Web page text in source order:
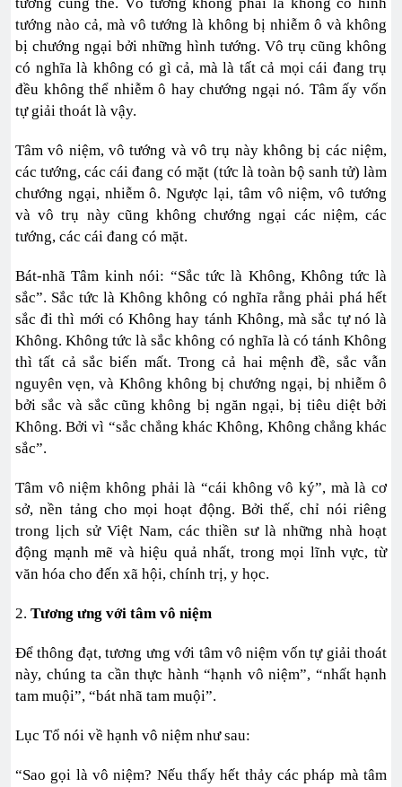
tướng nào cả, mà vô tướng là không bị nhiễm ô và không
bị chướng ngại bởi những hình tướng. Vô trụ cũng không
có nghĩa là không có gì cả, mà là tất cả mọi cái đang trụ
đều không thể nhiễm ô hay chướng ngại nó. Tâm ấy vốn
tự giải thoát là vậy.
Tâm vô niệm, vô tướng và vô trụ này không bị các niệm,
các tướng, các cái đang có mặt (tức là toàn bộ sanh tử) làm
chướng ngại, nhiễm ô. Ngược lại, tâm vô niệm, vô tướng
và vô trụ này cũng không chướng ngại các niệm, các
tướng, các cái đang có mặt.
Bát-nhã Tâm kinh nói: “Sắc tức là Không, Không tức là
sắc”. Sắc tức là Không không có nghĩa rằng phải phá hết
sắc đi thì mới có Không hay tánh Không, mà sắc tự nó là
Không. Không tức là sắc không có nghĩa là có tánh Không
thì tất cả sắc biến mất. Trong cả hai mệnh đề, sắc vẫn
nguyên vẹn, và Không không bị chướng ngại, bị nhiễm ô
bởi sắc và sắc cũng không bị ngăn ngại, bị tiêu diệt bởi
Không. Bởi vì “sắc chẳng khác Không, Không chẳng khác
sắc”.
Tâm vô niệm không phải là “cái không vô ký”, mà là cơ
sở, nền tảng cho mọi hoạt động. Bởi thế, chỉ nói riêng
trong lịch sử Việt Nam, các thiền sư là những nhà hoạt
động mạnh mẽ và hiệu quả nhất, trong mọi lĩnh vực, từ
văn hóa cho đến xã hội, chính trị, y học.
2. Tương ưng với tâm vô niệm
Để thông đạt, tương ưng với tâm vô niệm vốn tự giải thoát
này, chúng ta cần thực hành “hạnh vô niệm”, “nhất hạnh
tam muội”, “bát nhã tam muội”.
Lục Tổ nói về hạnh vô niệm như sau:
“Sao gọi là vô niệm? Nếu thấy hết thảy các pháp mà tâm